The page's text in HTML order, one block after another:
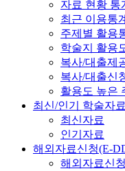
자료 현황 통
최근 이용통
주제별 활용
학술지 활용
복사/대출제
복사/대출신
활용도 높은
최신/인기 학술자료
최신자료
인기자료
해외자료신청(E-
해외자료신